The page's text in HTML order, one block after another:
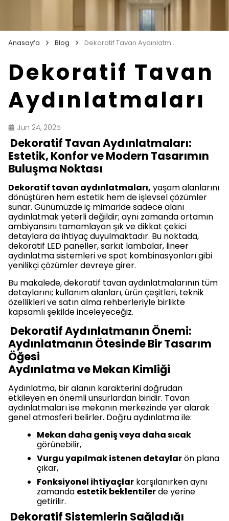
Anasayfa Blog Dekoratif Tavan Aydınlatmaları
Dekoratif Tavan
Aydınlatmaları
Jun 24, 2025
Dekoratif Tavan Aydınlatmaları:
Estetik, Konfor ve Modern Tasarımın
Buluşma Noktası
Dekoratif tavan aydınlatmaları, yaşam alanlarını
dönüştüren hem estetik hem de işlevsel çözümler
sunar. Günümüzde iç mimaride sadece alanı
aydınlatmak yeterli değildir; aynı zamanda ortamın
ambiyansını tamamlayan şık ve dikkat çekici
detaylara da ihtiyaç duyulmaktadır. Bu noktada,
dekoratif LED paneller, sarkıt lambalar, lineer
aydınlatma sistemleri ve spot kombinasyonları gibi
yenilikçi çözümler devreye girer.
Bu makalede, dekoratif tavan aydınlatmalarının tüm
detaylarını; kullanım alanları, ürün çeşitleri, teknik
özellikleri ve satın alma rehberleriyle birlikte
kapsamlı şekilde inceleyeceğiz.
Dekoratif Aydınlatmanın Önemi:
Aydınlatmanın Ötesinde Bir Tasarım
Öğesi
Aydınlatma ve Mekan Kimliği
Aydınlatma, bir alanın karakterini doğrudan
etkileyen en önemli unsurlardan biridir. Tavan
aydınlatmaları ise mekanın merkezinde yer alarak
genel atmosferi belirler. Doğru aydınlatma ile:
Mekan daha geniş veya daha sıcak
görünebilir,
Vurgu yapılmak istenen detaylarön plana
çıkar,
Fonksiyonel ihtiyaçlar karşılanırken aynı
zamanda estetik beklentilerde yerine
getirilir.
Dekoratif Sistemlerin Sağladığı